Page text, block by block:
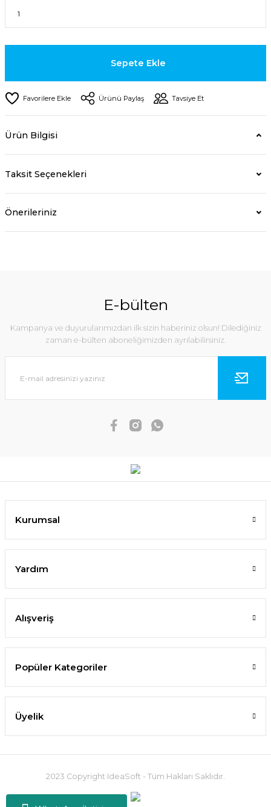
Sepete Ekle
Ürünü Paylaş Tavsiye Et
Ürün Bilgisi
Taksit Seçenekleri
Önerileriniz
E-bülten
Kampanya ve duyurularımızdan ilk sizin haberiniz olsun! Dilediğiniz
zaman e-bülten aboneliğimizden ayrılabilirsiniz.
Kurumsal
Yardım
Alışveriş
Popüler Kategoriler
Üyelik
2023 Copyright IdeaSoft - Tüm Hakları Saklıdır.